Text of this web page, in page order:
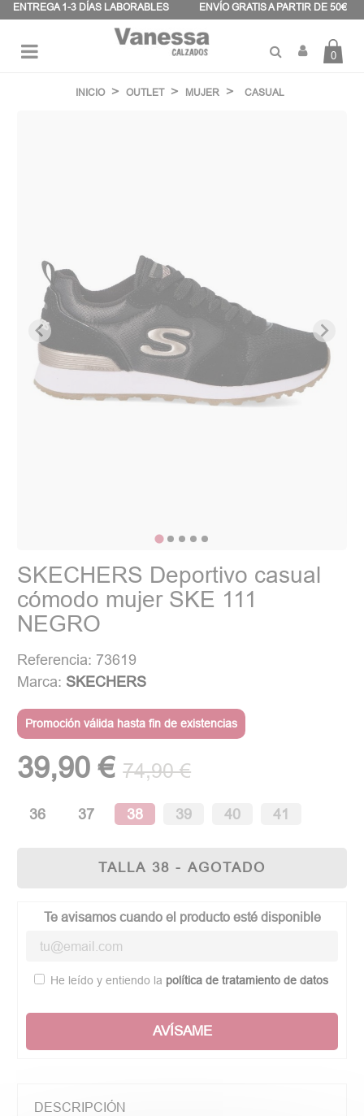
ENTREGA 1-3 DÍAS LABORABLES ENVÍO GRATIS A PARTIR DE 50€
palanca
0
INICIO OUTLET MUJER CASUAL
SKECHERS Deportivo casual
cómodo mujer SKE 111
NEGRO
Referencia: 73619
Marca: SKECHERS
Promoción válida hasta fin de existencias
39,90 € 74,90 €
36 37 38 39 40 41
TALLA 38 - AGOTADO
Te avisamos cuando el producto esté disponible
He leído y entiendo la política de tratamiento de datos
AVÍSAME
DESCRIPCIÓN
Panel de gestión de cookies